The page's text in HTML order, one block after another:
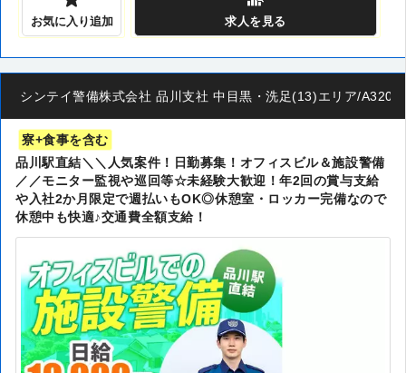
お気に入り追加 求人を見る
シンテイ警備株式会社 品川支社 中目黒・洗足(13)エリア/
寮+食事を含む
品川駅直結＼＼人気案件！日勤募集！オフィスビル＆施設警備
／／モニター監視や巡回等☆未経験大歓迎！年2回の賞与支給
や入社2か月限定で週払いもOK◎休憩室・ロッカー完備なので
休憩中も快適♪交通費全額支給！